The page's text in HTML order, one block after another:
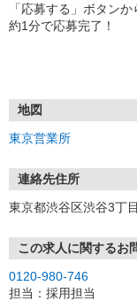
「応募する」ボタン
約1分で応募完了！
①応募から3営業日を
★スマホでWEB面接
す
③面接実施（履歴書不
※ご希望があれば、職
お気軽にご応募くださ
地図
東京営業所
連絡先住所
東京都渋谷区渋谷3
この求人に関するお
0120-980-746
担当：採用担当